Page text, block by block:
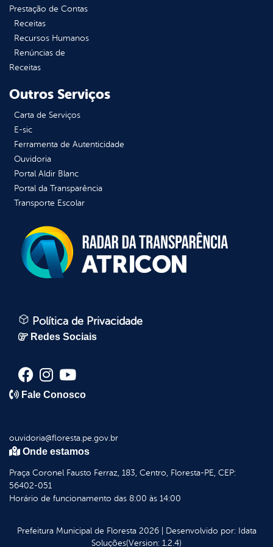
Prestação de Contas
Receitas
Recursos Humanos
Renúncias de
Receitas
Outros Serviços
Carta de Serviços
E-sic
Ferramenta de Autenticidade
Ouvidoria
Portal Aldir Blanc
Portal da Transparência
Transporte Escolar
Política de Privacidade
Redes Sociais
Fale Conosco
ouvidoria@floresta.pe.gov.br
Onde estamos
Praça Coronel Fausto Ferraz, 183, Centro, Floresta-PE, CEP:
56402-051
Horário de funcionamento das 8:00 às 14:00
Prefeitura Municipal de Floresta2026| Desenvolvido por: Idata
Soluções(Version: 1.2.4)